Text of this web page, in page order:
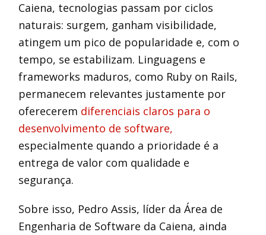
Caiena, tecnologias passam por ciclos
naturais: surgem, ganham visibilidade,
atingem um pico de popularidade e, com o
tempo, se estabilizam. Linguagens e
frameworks maduros, como Ruby on Rails,
permanecem relevantes justamente por
oferecerem diferenciais claros para o
desenvolvimento de software,
especialmente quando a prioridade é a
entrega de valor com qualidade e
segurança.
Sobre isso, Pedro Assis, líder da Área de
Engenharia de Software da Caiena, ainda